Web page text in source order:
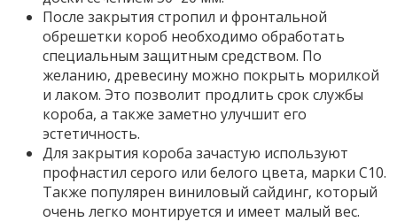
После закрытия стропил и фронтальной
обрешетки короб необходимо обработать
специальным защитным средством. По
желанию, древесину можно покрыть морилкой
и лаком. Это позволит продлить срок службы
короба, а также заметно улучшит его
эстетичность.
Для закрытия короба зачастую используют
профнастил серого или белого цвета, марки С10.
Также популярен виниловый сайдинг, который
очень легко монтируется и имеет малый вес.